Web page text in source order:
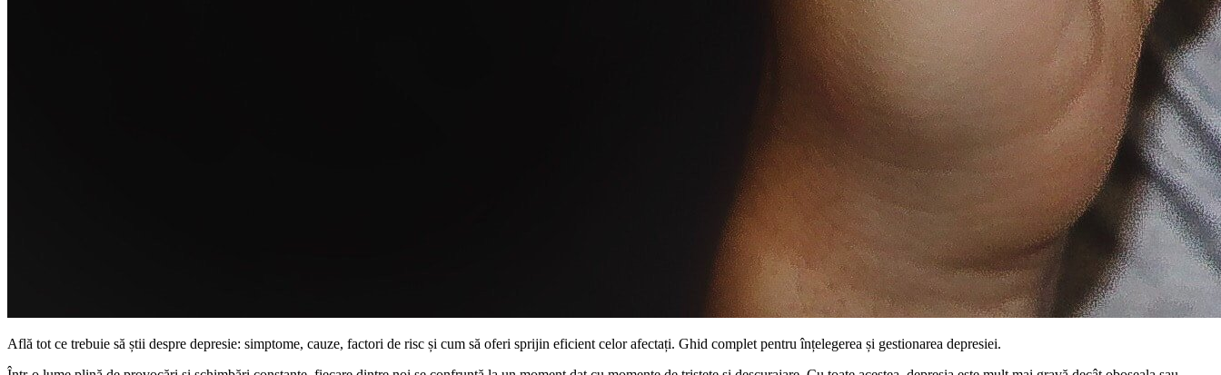
Află tot ce trebuie să știi despre depresie: simptome, cauze, factori de risc și cum să oferi sprijin eficient celor afectați. Ghid complet pentru înțelegerea și gestionarea depresiei.